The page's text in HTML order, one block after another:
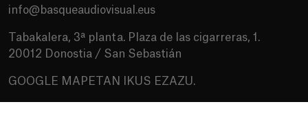
info@basqueaudiovisual.eus
Tabakalera, 3ª planta. Plaza de las cigarreras, 1.
20012 Donostia / San Sebastián
GOOGLE MAPETAN IKUS EZAZU.